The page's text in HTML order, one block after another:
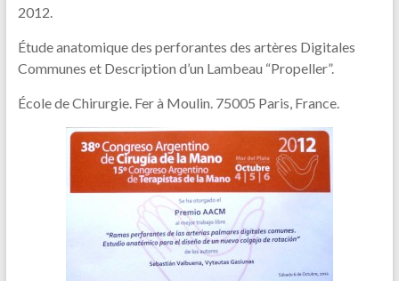
2012.
Étude anatomique des perforantes des artères Digitales
Communes et Description d’un Lambeau “Propeller”.
École de Chirurgie. Fer à Moulin. 75005 Paris, France.